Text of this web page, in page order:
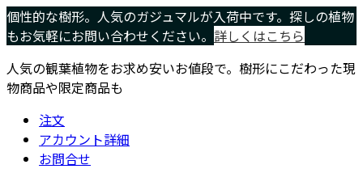
コ
ン
ン
ツ
ナ
ビ
ー
シ
個性的な樹形。人気のガジュマルが入荷中です。探しの植物
もお気軽にお問い合わせください。 詳しくはこちら
人気の観葉植物をお求め安いお値段で。樹形にこだわった現
物商品や限定商品も
注文
アカウント詳細
お問合せ